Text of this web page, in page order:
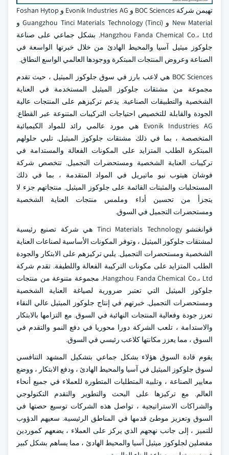
تهيمن شركة BOC Sciences و Evonik Industries AG و Foshan Hytop
New Material و Guangzhou Tinci Materials Technology (Tinci) و
Hangzhou Fanda Chemical Co.، Ltd. بشكل جماعي على صناعة
جلوكوز ميثيل آسيا والمحيط الهادئ من خلال خبرتها الواسعة في
الصناعة وعروض المنتجات المبتكرة ووجودها العالمي الواسع النطاق.
BOC Sciences هي لاعب بارز في سوق جلوكوز الميثيل ، حيث تقدم
مجموعة من مشتقات جلوكوز الميثيل المستخدمة في العناية
الشخصية والتطبيقات الصناعية. يدعم تركيزهم على المنتجات عالية
الجودة والقابلة للتخصيص احتياجات التركيبات المتنوعة عبر القطاع.
Evonik Industries AG هي مورد عالمي رائد للمواد الكيميائية
المتخصصة ، بما في ذلك مشتقات جلوكوز الميثيل. تلبي حلولهم
المبتكرة الطلب المتزايد على المكونات الفعالة والمستدامة في
تركيبات العناية الشخصية ومستحضرات التجميل. تتخصص شركة
فوشان هيتوب نيو ماتيريل في المواد المتقدمة ، بما في ذلك
المستحلبات والمثبتات القائمة على جلوكوز الميثيل. منتجاتهم جزء لا
يتجزأ من تحسين أداء وملمس منتجات العناية الشخصية
ومستحضرات التجميل في السوق.
قوانغتشو Tinci Materials Technology هي شركة تصنيع رئيسية
لمشتقات جلوكوز الميثيل ، وتوفر المكونات الأساسية لصناعات العناية
الشخصية ومستحضرات التجميل. يلبي تركيزهم على الابتكار والجودة
الطلب المتزايد على مكونات التركيبة الفعالة واللطيفة. تقدم شركة
Hangzhou Fanda Chemical Co.، Ltd. مجموعة متنوعة من منتجات
جلوكوز الميثيل التي تعتبر ضرورية لصياغة العناية الشخصية
ومستحضرات التجميل. خبرتهم في إنتاج جلوكوز الميثيل عالي النقاء
تعزز جودة وفعالية المنتجات النهائية في السوق. مع التزامها بالابتكار
والاستدامة ، تلعب الشركة دورا محوريا في دفع النمو والتقدم في
السوق ، مما يعزز مكانتها كلاعب رئيسي في السوق.
يقوم قادة السوق هؤلاء بشكل جماعي بتشكيل المشهد التنافسي
لسوق جلوكوز الميثيل في آسيا والمحيط الهادئ ، ودفع الابتكار ، ووضع
معايير الصناعة ، وتلبية المتطلبات المتطورة للعملاء في جميع أنحاء
العالم. مع تركيزها على البحث والتطوير والتقدم التكنولوجي
والشراكات الاستراتيجية ، تواصل هذه الشركات توسيع حصتها في
السوق وتعزيز موطئ قدمها في المناطق الرئيسية. سعيهم الدؤوب
للتميز ، إلى جانب نهجهم الذي يركز على العملاء ، يضعهم كموردين
مفضلين لجلوكوز ميثيل آسيا والمحيط الهادئ ، مما يساهم بشكل كبير